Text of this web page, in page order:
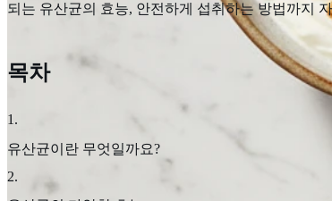
되는 유산균의 효능, 안전하게 섭취하는 방법까지
목차
1 .
유산균이란 무엇일까요?
2.